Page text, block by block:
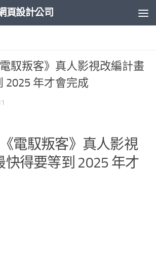
頁設計公司
馭叛客》真人影視改編計畫
2025 年才會完成
《電馭叛客》真人影視
快得要等到 2025 年才